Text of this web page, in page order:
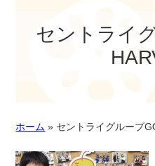
セントライ
ホーム » セントライグループ